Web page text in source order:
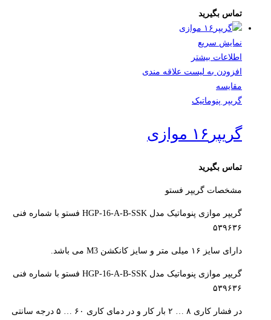
تماس بگیرید
نمایش سریع
اطلاعات بیشتر
افزودن به لیست علاقه مندی
مقایسه
گریپر پنوماتیک
گریپر۱۶ موازی
تماس بگیرید
مشخصات گریپر فستو
گریپر موازی پنوماتیک مدل HGP-16-A-B-SSK فستو با شماره فنی
۵۳۹۶۳۶
دارای سایز ۱۶ میلی متر و سایز کانکشن M3 می باشد.
گریپر موازی پنوماتیک مدل HGP-16-A-B-SSK فستو با شماره فنی
۵۳۹۶۳۶
در فشار کاری ۸ … ۲ بار کار و در دمای کاری ۶۰ … ۵ درجه سانتی